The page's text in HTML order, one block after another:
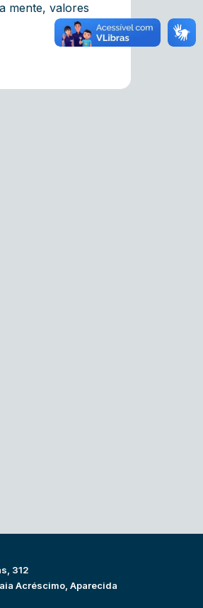
mente, valores
312
Acréscimo, Aparecida